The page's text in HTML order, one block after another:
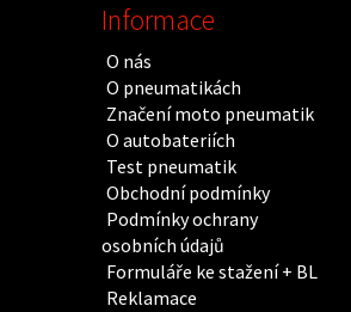
Informace
O nás
O pneumatikách
Značení moto pneumatik
O autobateriích
Test pneumatik
Obchodní podmínky
Podmínky ochrany
osobních údajů
Formuláře ke stažení + BL
Reklamace